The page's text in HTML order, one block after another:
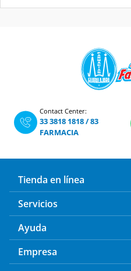
Contact Center:
33 3818 1818/83
FARMACIA
Tienda en línea
Servicios
Ayuda
Empresa